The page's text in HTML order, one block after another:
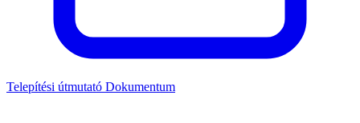
Telepítési útmutató Dokumentum